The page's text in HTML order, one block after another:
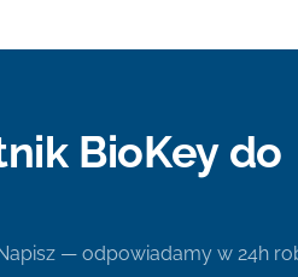
BioKey do
— odpowiadamy w 24h